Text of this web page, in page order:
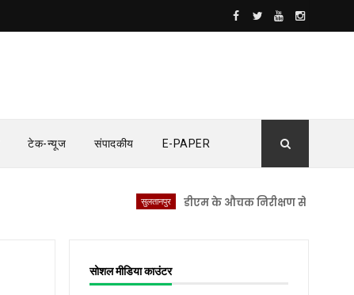
टेक-न्यूज संपादकीय E-PAPER
डीएम के औचक निरीक्षण से सीएचसी लंभुआ
सोशल मीडिया काउंटर